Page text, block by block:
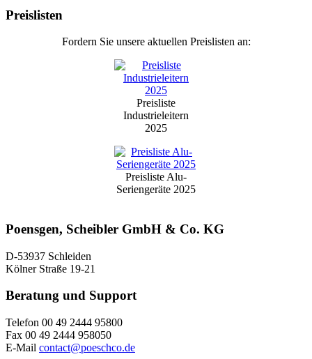
Preislisten
Fordern Sie unsere aktuellen Preislisten an:
Preisliste
Industrieleitern
2025
Preisliste Alu-
Seriengeräte 2025
Poensgen, Scheibler GmbH & Co. KG
D-53937 Schleiden
Kölner Straße 19-21
Beratung und Support
Telefon 00 49 2444 95800
Fax 00 49 2444 958050
E-Mail contact@poeschco.de